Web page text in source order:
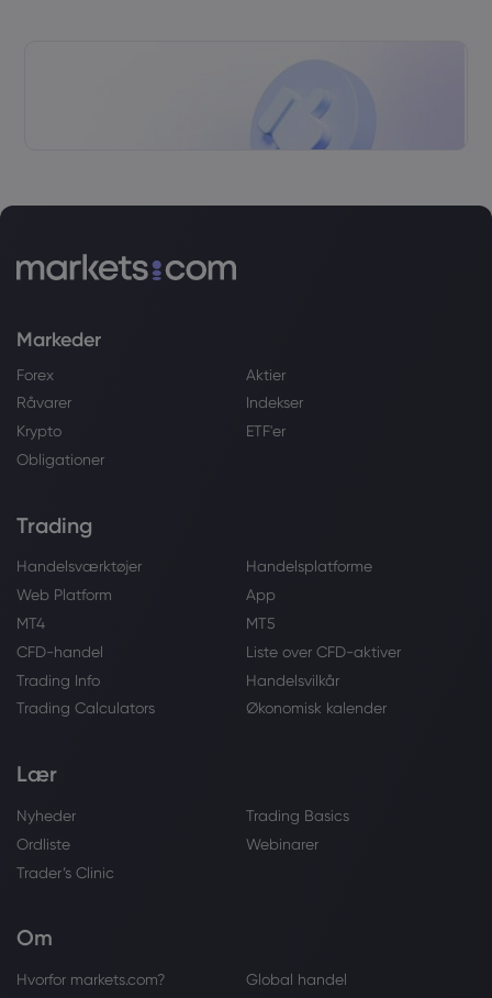
Markeder
Forex
Aktier
Råvarer
Indekser
Krypto
ETF'er
Obligationer
Trading
Handelsværktøjer
Handelsplatforme
Web Platform
App
MT4
MT5
CFD-handel
Liste over CFD-aktiver
Trading Info
Handelsvilkår
Trading Calculators
Økonomisk kalender
Lær
Nyheder
Trading Basics
Ordliste
Webinarer
Trader’s Clinic
Om
Hvorfor markets.com?
Global handel